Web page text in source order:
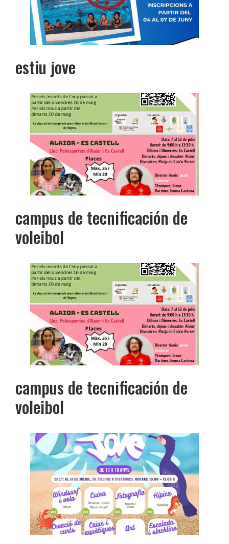
estiu jove
campus de tecnificación de
voleibol
campus de tecnificación de
voleibol